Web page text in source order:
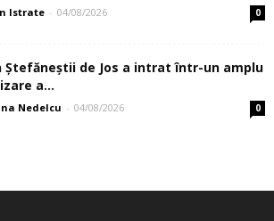
Istrate - 04/08/2026 0
Ştefăneştii de Jos a intrat într-un amplu
a...
Nedelcu - 04/08/2026 0